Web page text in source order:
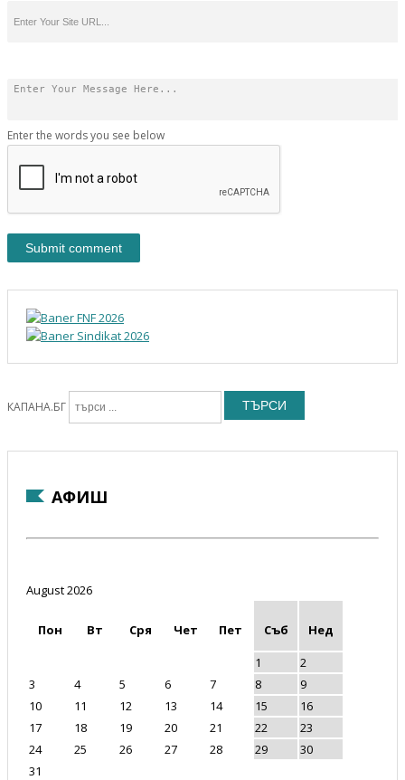
Enter the words you see below
КАПАНА.БГ ТЪРСИ
АФИШ
August 2026
Пон Вт Сря Чет Пет Съб
Нед
1
2
3
4 5 6 7 8
9
10
11 12 13 14 15
16
17
18 19 20 21 22
23
24
25 26 27 28 29
30
31